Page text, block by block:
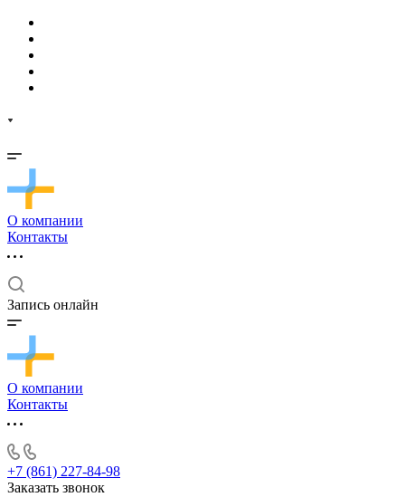
О компании
Контакты
Запись онлайн
О компании
Контакты
+7 (861) 227-84-98
Заказать звонок